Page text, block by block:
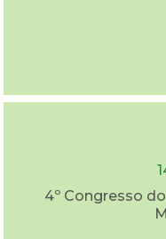
4º Congresso